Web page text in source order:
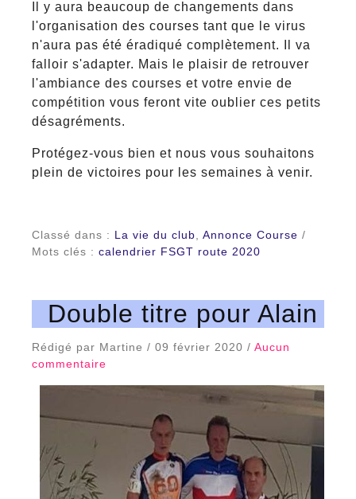
Il y aura beaucoup de changements dans
l'organisation des courses tant que le virus
n'aura pas été éradiqué complètement. Il va
falloir s'adapter. Mais le plaisir de retrouver
l'ambiance des courses et votre envie de
compétition vous feront vite oublier ces petits
désagréments.
Protégez-vous bien et nous vous souhaitons
plein de victoires pour les semaines à venir.
Classé dans : La vie du club Annonce Course /
Mots clés : calendrier FSGT route 2020
Double titre pour Alain
Rédigé par Martine / 09 février 2020 / Aucun
commentaire